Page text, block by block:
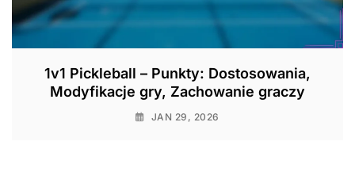
1v1 Pickleball – Punkty: Dostosowania,
Modyfikacje gry, Zachowanie graczy
JAN 29, 2026